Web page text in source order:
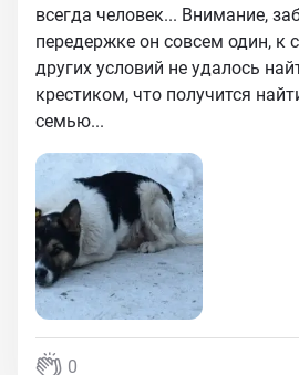
всегда человек... Внимание,
передержке он совсем один, к
других условий не удалось
крестиком, что получится
семью...
0